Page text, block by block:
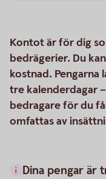
Kontot är för dig
bedrägerier. Du
kostnad.
tre kalenderdagar
bedragare för du
omfattas av
Dina pengar är